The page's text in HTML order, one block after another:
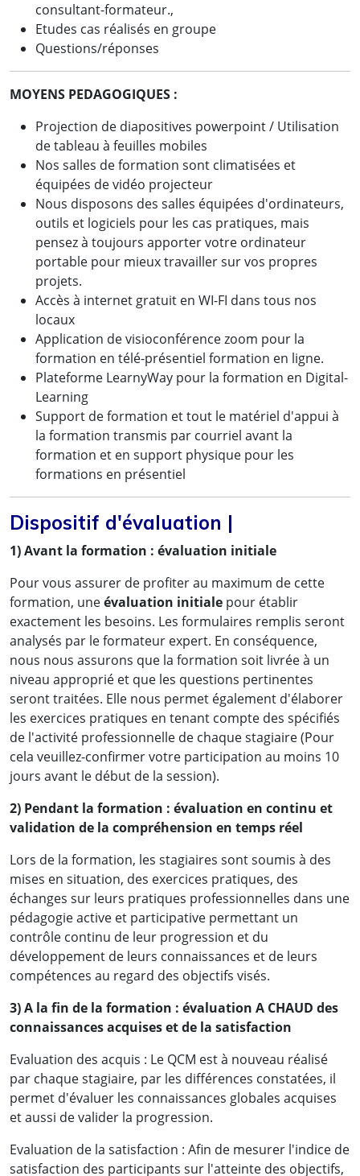
consultant-formateur.,
Etudes cas réalisés en groupe
Questions/réponses
MOYENS PEDAGOGIQUES :
Projection de diapositives powerpoint / Utilisation
de tableau à feuilles mobiles
Nos salles de formation sont climatisées et
équipées de vidéo projecteur
Nous disposons des salles équipées d'ordinateurs,
outils et logiciels pour les cas pratiques, mais
pensez à toujours apporter votre ordinateur
portable pour mieux travailler sur vos propres
projets.
Accès à internet gratuit en WI-FI dans tous nos
locaux
Application de visioconférence zoom pour la
formation en télé-présentiel formation en ligne.
Plateforme LearnyWay pour la formation en Digital-
Learning
Support de formation et tout le matériel d'appui à
la formation transmis par courriel avant la
formation et en support physique pour les
formations en présentiel
Dispositif d'évaluation |
1) Avant la formation : évaluation initiale
Pour vous assurer de profiter au maximum de cette
formation, uneévaluation initiale pour établir
exactement les besoins. Les formulaires remplis seront
analysés par le formateur expert. En conséquence,
nous nous assurons que la formation soit livrée à un
niveau approprié et que les questions pertinentes
seront traitées. Elle nous permet également d'élaborer
les exercices pratiques en tenant compte des spécifiés
de l'activité professionnelle de chaque stagiaire (Pour
cela veuillez-confirmer votre participation au moins 10
jours avant le début de la session).
2) Pendant la formation : évaluation en continu et
validation de la compréhension en temps réel
Lors de la formation, les stagiaires sont soumis à des
mises en situation, des exercices pratiques, des
échanges sur leurs pratiques professionnelles dans une
pédagogie active et participative permettant un
contrôle continu de leur progression et du
développement de leurs connaissances et de leurs
compétences au regard des objectifs visés.
3) A la fin de la formation : évaluation A CHAUD des
connaissances acquises et de la satisfaction
Evaluation des acquis : Le QCM est à nouveau réalisé
par chaque stagiaire, par les différences constatées, il
permet d'évaluer les connaissances globales acquises
et aussi de valider la progression.
Evaluation de la satisfaction : Afin de mesurer l'indice de
satisfaction des participants sur l'atteinte des objectifs,